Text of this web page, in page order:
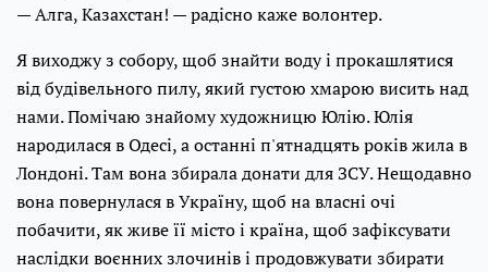
— Алга, Казахстан! — радісно каже волонтер.
Я виходжу з собору, щоб знайти воду і прокашлятися
від будівельного пилу, який густою хмарою висить над
нами. Помічаю знайому художницю Юлію. Юлія
народилася в Одесі, а останні п'ятнадцять років жила в
Лондоні. Там вона збирала донати для ЗСУ. Нещодавно
вона повернулася в Україну, щоб на власні очі
побачити, як живе її місто і країна, щоб зафіксувати
наслідки воєнних злочинів і продовжувати збирати